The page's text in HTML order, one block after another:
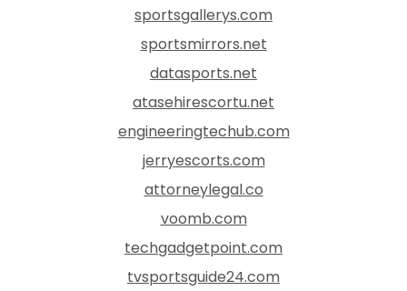
sportsgallerys.com
sportsmirrors.net
datasports.net
atasehirescortu.net
engineeringtechub.com
jerryescorts.com
attorneylegal.co
voomb.com
techgadgetpoint.com
tvsportsguide24.com